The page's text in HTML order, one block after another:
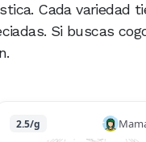
Cada variedad
Si buscas
2.5/g